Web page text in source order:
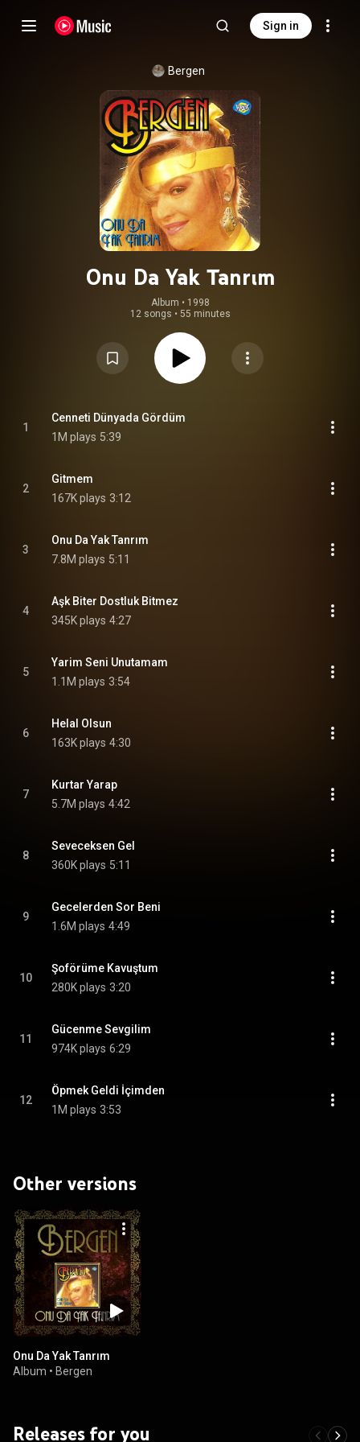
Sign in
Bergen
Onu Da Yak Tanrım
Album • 1998
12 songs • 55 minutes
1
Cenneti Dünyada Gördüm
1M plays 5:39
2
Gitmem
167K plays 3:12
3
Onu Da Yak Tanrım
7.8M plays 5:11
4
Aşk Biter Dostluk Bitmez
345K plays 4:27
5
Yarim Seni Unutamam
1.1M plays 3:54
6
Helal Olsun
163K plays 4:30
7
Kurtar Yarap
5.7M plays 4:42
8
Seveceksen Gel
360K plays 5:11
9
Gecelerden Sor Beni
1.6M plays 4:49
10
Şoförüme Kavuştum
280K plays 3:20
11
Gücenme Sevgilim
974K plays 6:29
12
Öpmek Geldi İçimden
1M plays 3:53
Other versions
Onu Da Yak Tanrım
Album • Bergen
Releases for you